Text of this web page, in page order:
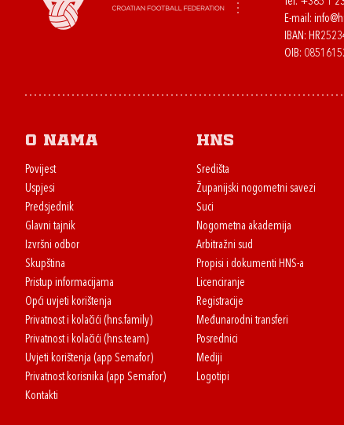
E-mail:
IBAN:
OIB:
O nama
Povijest
Uspjesi
Predsjednik
Glavni tajnik
Izvršni odbor
Skupština
Pristup informacijama
Opći uvjeti korištenja
Privatnost i kolačići (hns.family)
Privatnost i kolačići (hns.team)
Uvjeti korištenja (app Semafor)
Privatnost korisnika (app Semafor)
Kontakti
HNS
Središta
Županijski nogometni savezi
Suci
Nogometna akademija
Arbitražni sud
Propisi i dokumenti HNS-a
Licenciranje
Registracije
Međunarodni transferi
Posrednici
Mediji
Logotipi